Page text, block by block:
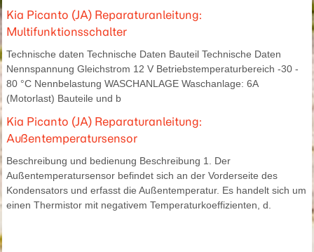
Kia Picanto (JA) Reparaturanleitung:
Multifunktionsschalter
Technische daten Technische Daten Bauteil Technische Daten
Nennspannung Gleichstrom 12 V Betriebstemperaturbereich -30 -
80 °C Nennbelastung WASCHANLAGE Waschanlage: 6A
(Motorlast) Bauteile und b
Kia Picanto (JA) Reparaturanleitung:
Außentemperatursensor
Beschreibung und bedienung Beschreibung 1. Der
Außentemperatursensor befindet sich an der Vorderseite des
Kondensators und erfasst die Außentemperatur. Es handelt sich um
einen Thermistor mit negativem Temperaturkoeffizienten, d.